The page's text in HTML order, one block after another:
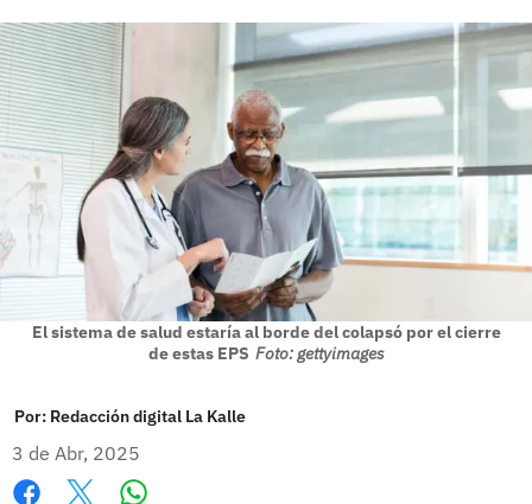
El sistema de salud estaría al borde del colapsó por el cierre
de estas EPS Foto: gettyimages
Por: Redacción digital La Kalle
3 de Abr, 2025